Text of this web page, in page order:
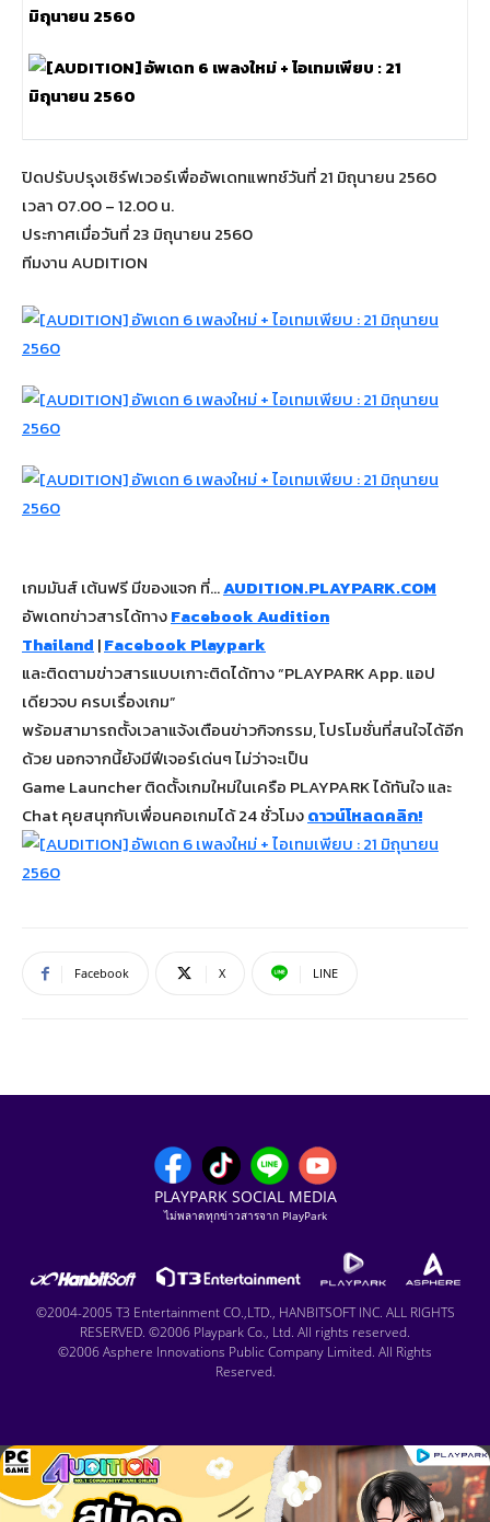
ปิดปรับปรุงเซิร์ฟเวอร์เพื่ออัพเดทแพทช์วันที่ 21 มิถุนายน 2560
เวลา 07.00 – 12.00 น.
ประกาศเมื่อวันที่ 23 มิถุนายน 2560
ทีมงาน AUDITION
เกมมันส์ เต้นฟรี มีของแจก ที่…AUDITION.PLAYPARK.COM
อัพเดทข่าวสารได้ทางFacebook Audition
Thailand |Facebook Playpark
และติดตามข่าวสารแบบเกาะติดได้ทาง “PLAYPARK App. แอป
เดียวจบ ครบเรื่องเกม”
พร้อมสามารถตั้งเวลาแจ้งเตือนข่าวกิจกรรม, โปรโมชั่นที่สนใจได้อีก
ด้วย นอกจากนี้ยังมีฟีเจอร์เด่นๆ ไม่ว่าจะเป็น
Game Launcher ติดตั้งเกมใหม่ในเครือ PLAYPARK ได้ทันใจ และ
Chat คุยสนุกกับเพื่อนคอเกมได้ 24 ชั่วโมงดาวน์โหลดคลิก!
Facebook X LINE
PLAYPARK SOCIAL MEDIA
ไม่พลาดทุกข่าวสารจาก PlayPark
©2004-2005 T3 Entertainment CO.,LTD., HANBITSOFT INC. ALL RIGHTS
RESERVED. ©2006 Playpark Co., Ltd. All rights reserved.
©2006 Asphere Innovations Public Company Limited. All Rights
Reserved.